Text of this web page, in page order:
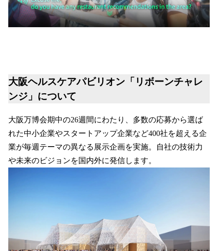
大阪ヘルスケアパビリオン「リボーンチャレ
ンジ」について
大阪万博会期中の26週間にわたり、多数の応募から選ば
れた中小企業やスタートアップ企業など400社を超える企
業が毎週テーマの異なる展示企画を実施。自社の技術力
や未来のビジョンを国内外に発信します。